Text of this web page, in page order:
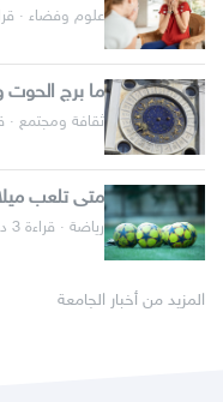
علوم وفضاء · قراءة 2
ما برج الحوت
ثقافة ومجتمع · قراءة
متى تلعب
رياضة · قراءة 3 دقائق
المزيد من أخبار الجامعة